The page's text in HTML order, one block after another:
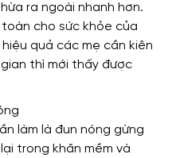
ra ngoài nhanh hơn.
cho sức khỏe của
quả các mẹ cần kiên
thì mới thấy được
làm là đun nóng gừng
trong khăn mềm và